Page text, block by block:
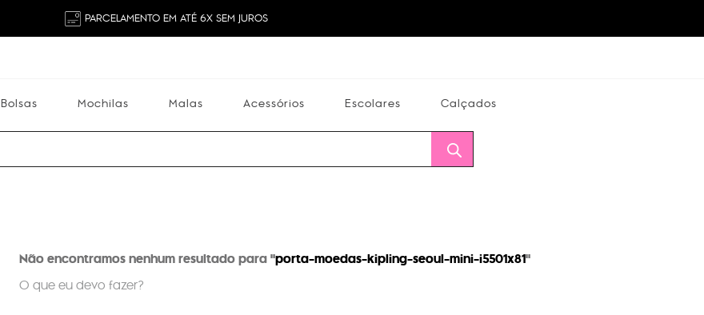
PARCELAMENTO EM ATÉ 6X SEM JUROS
Bolsas Mochilas Malas Acessórios Escolares Calçados
Não encontramos nenhum resultado para "porta-moedas-kipling-seoul-mini-i5501x81"
O que eu devo fazer?